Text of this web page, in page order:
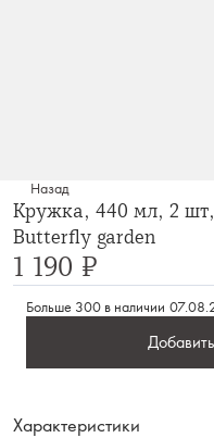
Назад
Кружка, 440 мл, 2
Butterfly garden
1 190 ₽
Больше 300 в наличии
Характеристики